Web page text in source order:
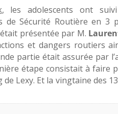
, les adolescents ont
de Sécurité Routière en
présentée par M.
et dangers routiers
partie était assurée par
étape consistait à faire
Lexy. Et la vingtaine des